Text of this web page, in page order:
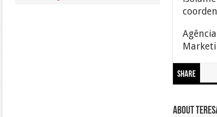
Share
About